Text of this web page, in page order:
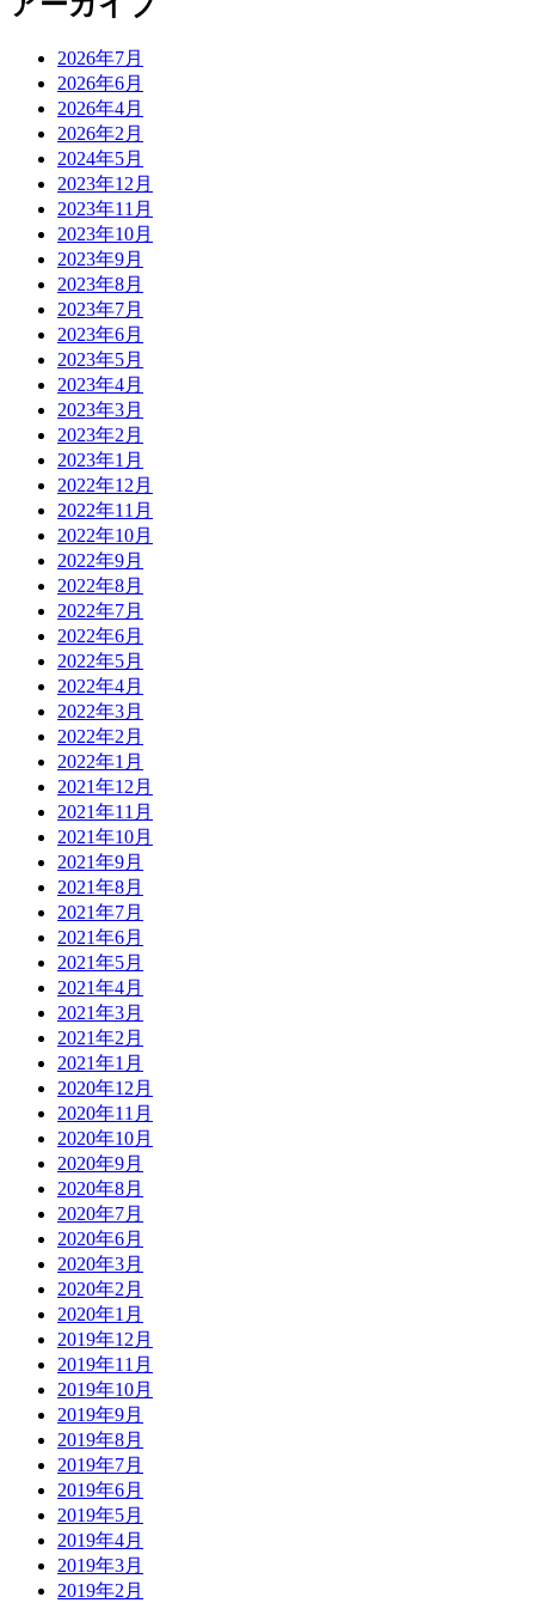
2026年7月
2026年6月
2026年4月
2026年2月
2024年5月
2023年12月
2023年11月
2023年10月
2023年9月
2023年8月
2023年7月
2023年6月
2023年5月
2023年4月
2023年3月
2023年2月
2023年1月
2022年12月
2022年11月
2022年10月
2022年9月
2022年8月
2022年7月
2022年6月
2022年5月
2022年4月
2022年3月
2022年2月
2022年1月
2021年12月
2021年11月
2021年10月
2021年9月
2021年8月
2021年7月
2021年6月
2021年5月
2021年4月
2021年3月
2021年2月
2021年1月
2020年12月
2020年11月
2020年10月
2020年9月
2020年8月
2020年7月
2020年6月
2020年3月
2020年2月
2020年1月
2019年12月
2019年11月
2019年10月
2019年9月
2019年8月
2019年7月
2019年6月
2019年5月
2019年4月
2019年3月
2019年2月